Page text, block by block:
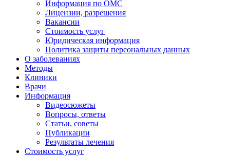
Информация по ОМС
Лицензии, разрешения
Вакансии
Стоимость услуг
Юридическая информация
Политика защиты персональных данных
О заболеваниях
Методы
Клиники
Врачи
Информация
Видеосюжеты
Вопросы, ответы
Статьи, советы
Публикации
Результаты лечения
Стоимость услуг